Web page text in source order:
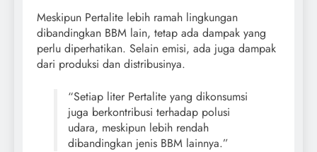
Meskipun Pertalite lebih ramah lingkungan
dibandingkan BBM lain, tetap ada dampak yang
perlu diperhatikan. Selain emisi, ada juga dampak
dari produksi dan distribusinya.
“Setiap liter Pertalite yang dikonsumsi
juga berkontribusi terhadap polusi
udara, meskipun lebih rendah
dibandingkan jenis BBM lainnya.”